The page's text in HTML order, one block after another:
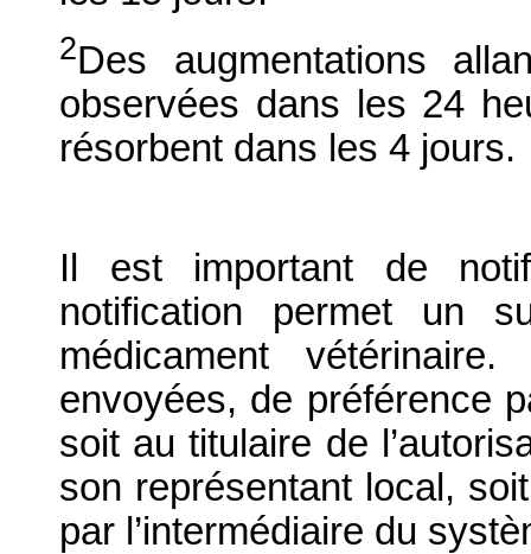
2Des augmentations
observées dans les 24
résorbent dans les 4 jours.
Il est important de
notification permet un
médicament
envoyées, de préférence
soit au titulaire de
son représentant local,
par l’intermédiaire du